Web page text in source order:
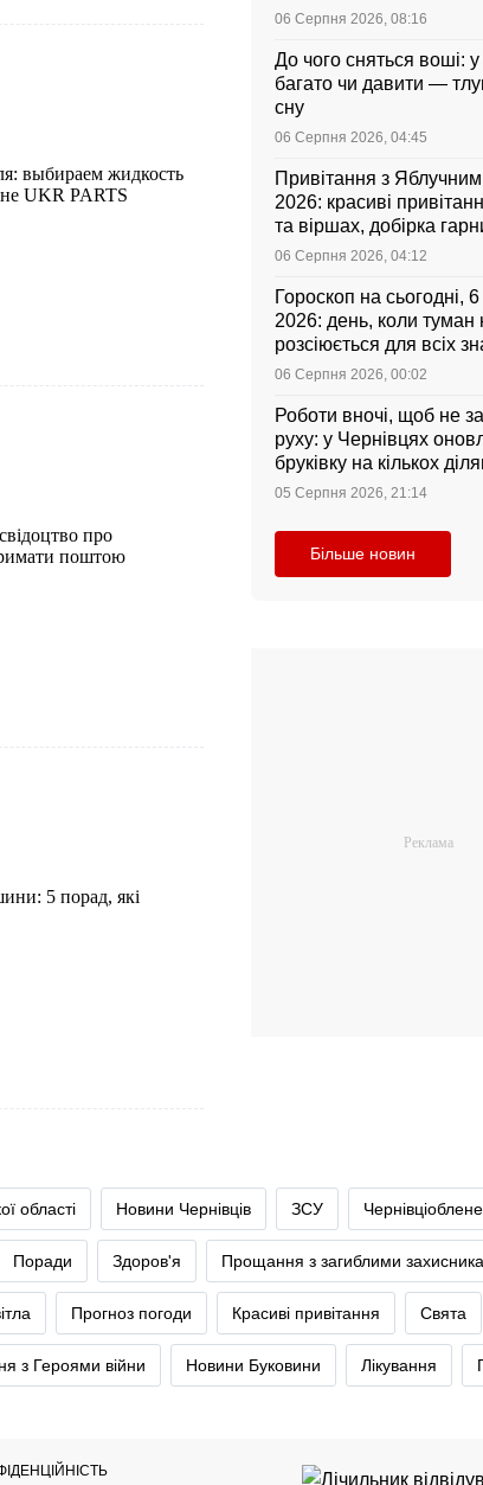
выбираем жидкость
UKR PARTS
про
поштою
5 порад, які
06 Серпня 2026, 08:16
До чого сняться воші: у
багато чи давити —
сну
06 Серпня 2026, 04:45
Привітання з
2026: красиві
та віршах, добірка
листівок українською
06 Серпня 2026, 04:12
Гороскоп на сьогодні,
2026: день, коли туман
розсіюється для всіх
06 Серпня 2026, 00:02
Роботи вночі, щоб не
руху: у Чернівцях
бруківку на кількох
05 Серпня 2026, 21:14
Більше новин
області Новини Чернівців ЗСУ
Поради Здоров'я Прощання з загиблими
Прогноз погоди Красиві привітання Свята
з Героями війни Новини Буковини Лікування